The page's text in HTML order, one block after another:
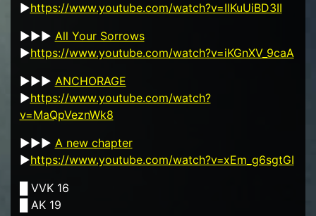
►https://www.youtube.com/watch?v=IlKuUiBD3II
►►► All Your Sorrows
►https://www.youtube.com/watch?v=iKGnXV_9caA
►►► ANCHORAGE
►https://www.youtube.com/watch?
v=MaQpVeznWk8
►►► A new chapter
►https://www.youtube.com/watch?v=xEm_g6sgtGI
█ VVK 16
█ AK 19